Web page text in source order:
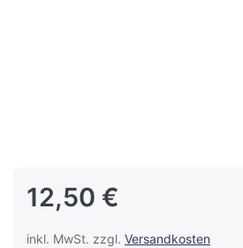
12,50 €
inkl. MwSt. zzgl. Versandkosten